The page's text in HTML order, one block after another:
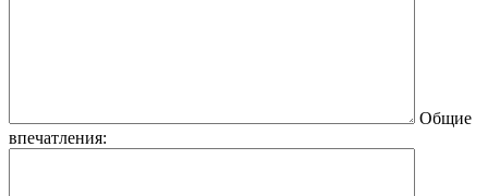
Общие
впечатления: